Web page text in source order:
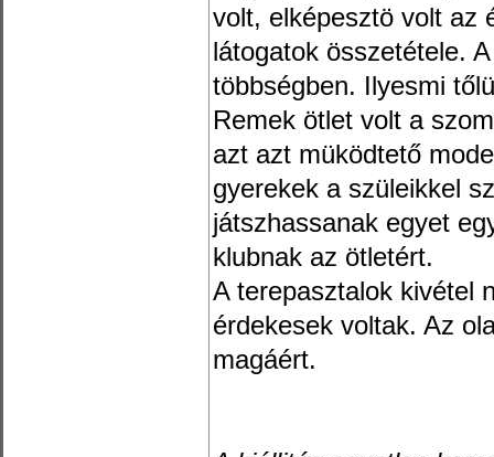
volt, elképesztö volt az
látogatok összetétele.
többségben. Ilyesmi
Remek ötlet volt a
azt azt müködtető
gyerekek a szüleikkel
játszhassanak egyet
klubnak az ötletért.
A terepasztalok kivétel
érdekesek voltak. Az
magáért.